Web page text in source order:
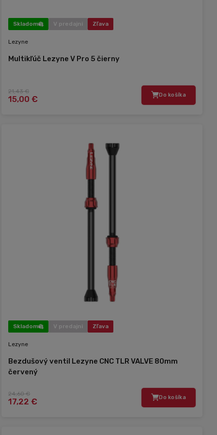
Skladom V predajni Zľava
Lezyne
Multikľúč Lezyne V Pro 5 čierny
21,43 €
15,00 € Do košíka
Skladom V predajni Zľava
Lezyne
Bezdušový ventil Lezyne CNC TLR VALVE 80mm
červený
24,60 €
17,22 € Do košíka